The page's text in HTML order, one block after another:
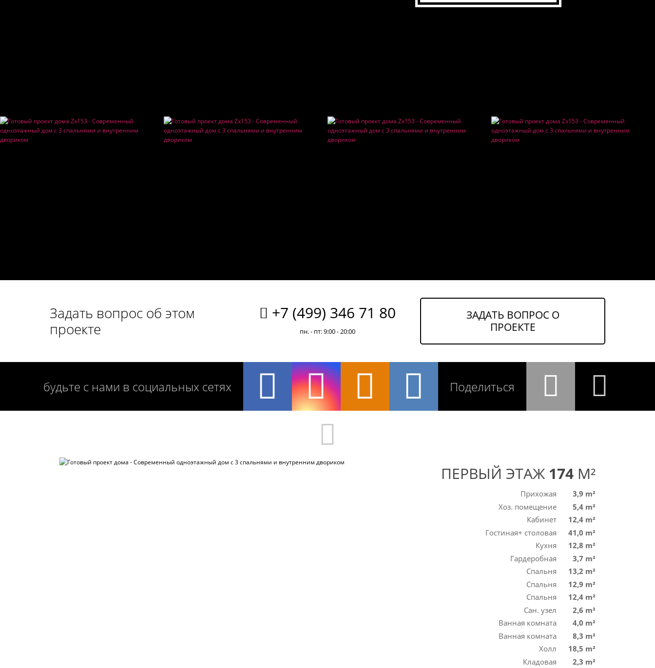
Задать вопрос об этом
проекте
+7 (499) 346 71 80
пн. - пт: 9:00 - 20:00
ЗАДАТЬ ВОПРОС О
ПРОЕКТЕ
будьте с нами в социальных сетях Поделиться
ПЕРВЫЙ ЭТАЖ 174 M²
Прихожая
3,9 m²
Хоз. помещение
5,4 m²
Кабинет
12,4 m²
Гостиная+ столовая
41,0 m²
Кухня
12,8 m²
Гардеробная
3,7 m²
Спальня
13,2 m²
Спальня
12,9 m²
Спальня
12,4 m²
Сан. узел
2,6 m²
Ванная комната
4,0 m²
Ванная комната
8,3 m²
Холл
18,5 m²
Кладовая
2,3 m²